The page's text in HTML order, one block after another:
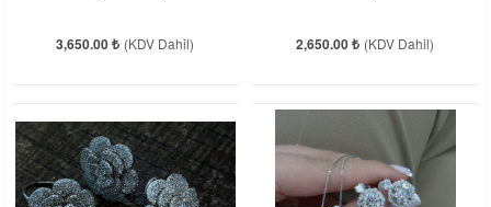
3,650.00 ₺ (KDV Dahil) 2,650.00 ₺ (KDV Dahil)